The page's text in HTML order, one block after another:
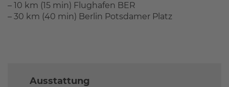
– 10 km (15 min) Flughafen BER
– 30 km (40 min) Berlin Potsdamer Platz
Ausstattung